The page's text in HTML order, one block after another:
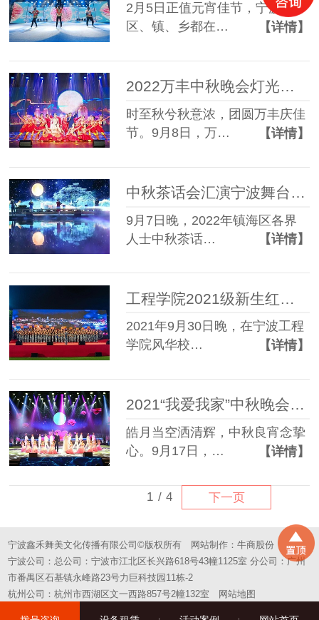
2月5日正值元宵佳节，宁波各个
区、镇、乡都在…
【详情】
2022万丰中秋晚会灯光音响租赁成功案例
时至秋兮秋意浓，团圆万丰庆佳
节。9月8日，万…
【详情】
中秋茶话会汇演宁波舞台灯光租赁成功案例
9月7日晚，2022年镇海区各界
人士中秋茶话…
【详情】
工程学院2021级新生红歌大赛宁波舞台租赁成功案例
2021年9月30日晚，在宁波工程
学院风华校…
【详情】
2021“我爱我家”中秋晚会灯光租赁成功案例
皓月当空洒清辉，中秋良宵念挚
心。9月17日，…
【详情】
1 / 4 下一页
宁波鑫禾舞美文化传播有限公司©版权所有 网站制作：牛商股份
宁波公司：总公司：宁波市江北区长兴路618号43幢1125室 分公司：广州
市番禺区石基镇永峰路23号力巨科技园11栋-2
杭州公司：杭州市西湖区文一西路857号2幢132室
网站地图